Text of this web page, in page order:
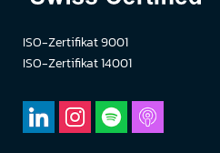
ISO-Zertifikat 9001
ISO-Zertifikat 14001